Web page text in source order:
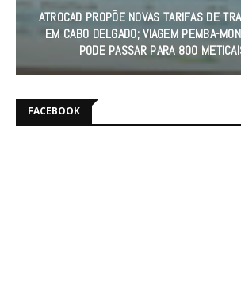
MORRE AOS 98 ANOS BISPO EMÉRITO
CARDEAL DOM JÚLIO DUARTE
FACEBOOK